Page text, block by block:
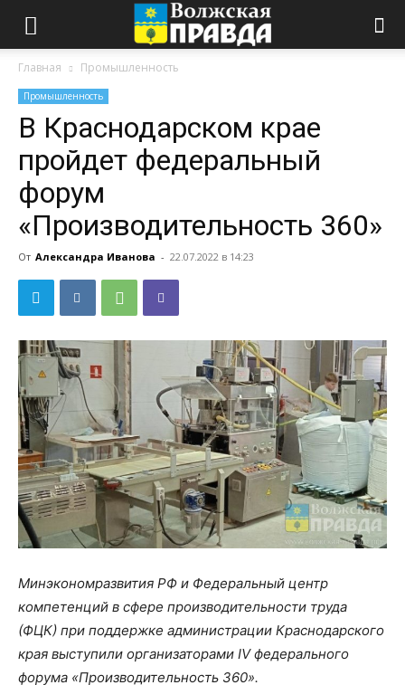
Главная Промышленность
Промышленность
В Краснодарском крае
пройдет федеральный
форум
«Производительность 360»
От Александра Иванова - 22.07.2022 в 14:23
Минэкономразвития РФ и Федеральный центр
компетенций в сфере производительности труда
(ФЦК) при поддержке администрации Краснодарского
края выступили организаторами IV федерального
форума «Производительность 360».